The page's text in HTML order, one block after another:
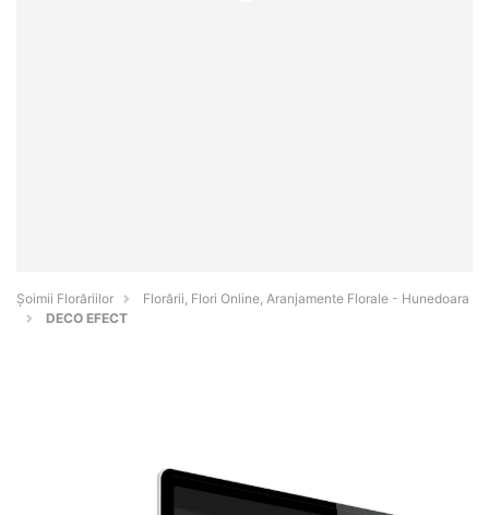
Șoimii Florăriilor
Florării, Flori Online, Aranjamente Florale - Hunedoara
DECO EFECT